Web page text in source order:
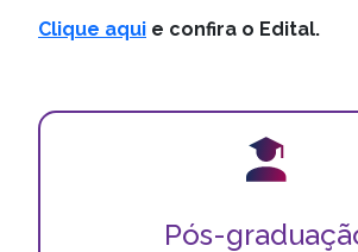
Clique aqui e confira o Edital.
Pós-
Pós-graduação
excelência - sua evolução na